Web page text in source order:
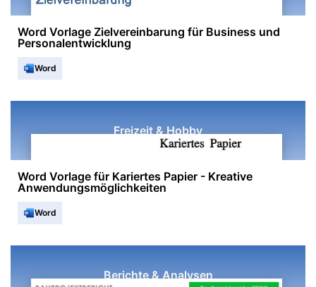
Word Vorlage Zielvereinbarung für Business und
Personalentwicklung
Word
Freizeit & Hobby
Word Vorlage für Kariertes Papier - Kreative
Anwendungsmöglichkeiten
Word
Berichte & Analysen